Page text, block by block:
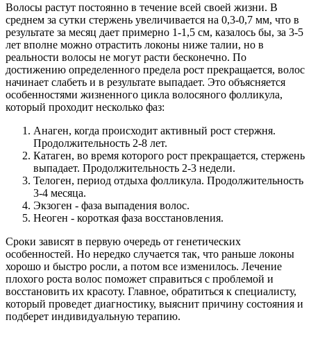
Волосы растут постоянно в течение всей своей жизни. В
среднем за сутки стержень увеличивается на 0,3-0,7 мм, что в
результате за месяц дает примерно 1-1,5 см, казалось бы, за 3-5
лет вполне можно отрастить локоны ниже талии, но в
реальности волосы не могут расти бесконечно. По
достижению определенного предела рост прекращается, волос
начинает слабеть и в результате выпадает. Это объясняется
особенностями жизненного цикла волосяного фолликула,
который проходит несколько фаз:
Анаген, когда происходит активный рост стержня.
Продолжительность 2-8 лет.
Катаген, во время которого рост прекращается, стержень
выпадает. Продолжительность 2-3 недели.
Телоген, период отдыха фолликула. Продолжительность
3-4 месяца.
Экзоген - фаза выпадения волос.
Неоген - короткая фаза восстановления.
Сроки зависят в первую очередь от генетических
особенностей. Но нередко случается так, что раньше локоны
хорошо и быстро росли, а потом все изменилось. Лечение
плохого роста волос поможет справиться с проблемой и
восстановить их красоту. Главное, обратиться к специалисту,
который проведет диагностику, выяснит причину состояния и
подберет индивидуальную терапию.